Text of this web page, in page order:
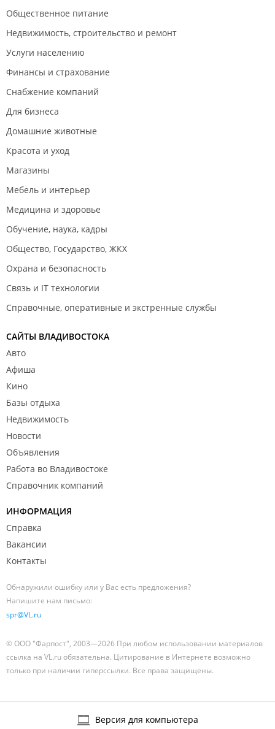
Общественное питание
Недвижимость, строительство и ремонт
Услуги населению
Финансы и страхование
Снабжение компаний
Для бизнеса
Домашние животные
Красота и уход
Магазины
Мебель и интерьер
Медицина и здоровье
Обучение, наука, кадры
Общество, Государство, ЖКХ
Охрана и безопасность
Связь и IT технологии
Справочные, оперативные и экстренные службы
САЙТЫ ВЛАДИВОСТОКА
Авто
Афиша
Кино
Базы отдыха
Недвижимость
Новости
Объявления
Работа во Владивостоке
Справочник компаний
ИНФОРМАЦИЯ
Справка
Вакансии
Контакты
Обнаружили ошибку или у Вас есть предложения?
Напишите нам письмо:
spr@VL.ru
© ООО "Фарпост", 2003—2026 При любом использовании материалов
ссылка на VL.ru обязательна. Цитирование в Интернете возможно
только при наличии гиперссылки. Все права защищены.
Версия для компьютера